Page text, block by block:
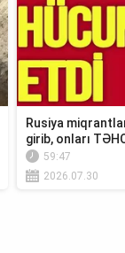
Rusiya
girib, onları
59:47
2026.07.30